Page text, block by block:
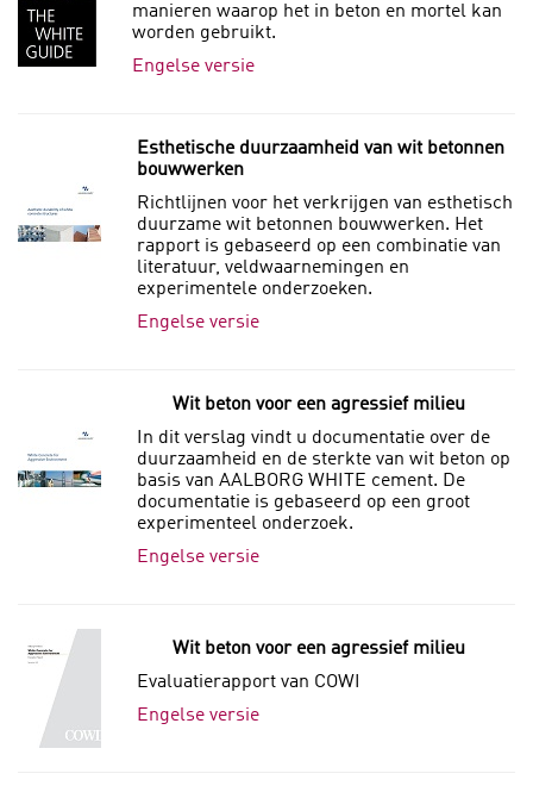
manieren waarop het in beton en mortel kan
worden gebruikt.
Engelse versie
Esthetische duurzaamheid van wit betonnen
bouwwerken
Richtlijnen voor het verkrijgen van esthetisch
duurzame wit betonnen bouwwerken. Het
rapport is gebaseerd op een combinatie van
literatuur, veldwaarnemingen en
experimentele onderzoeken.
Engelse versie
Wit beton voor een agressief milieu
In dit verslag vindt u documentatie over de
duurzaamheid en de sterkte van wit beton op
basis van AALBORG WHITE cement. De
documentatie is gebaseerd op een groot
experimenteel onderzoek.
Engelse versie
Wit beton voor een agressief milieu
Evaluatierapport van COWI
Engelse versie